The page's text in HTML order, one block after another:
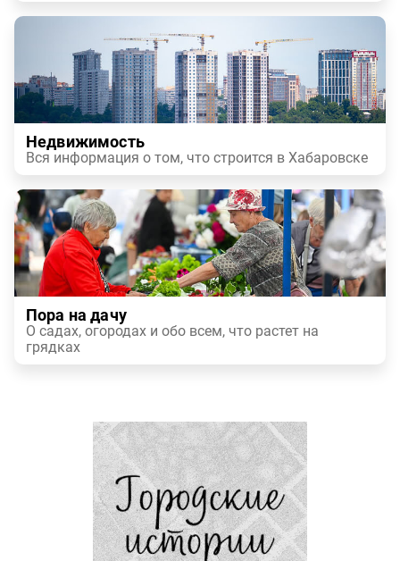
Недвижимость
Вся информация о том, что строится в Хабаровске
Пора на дачу
О садах, огородах и обо всем, что растет на
грядках